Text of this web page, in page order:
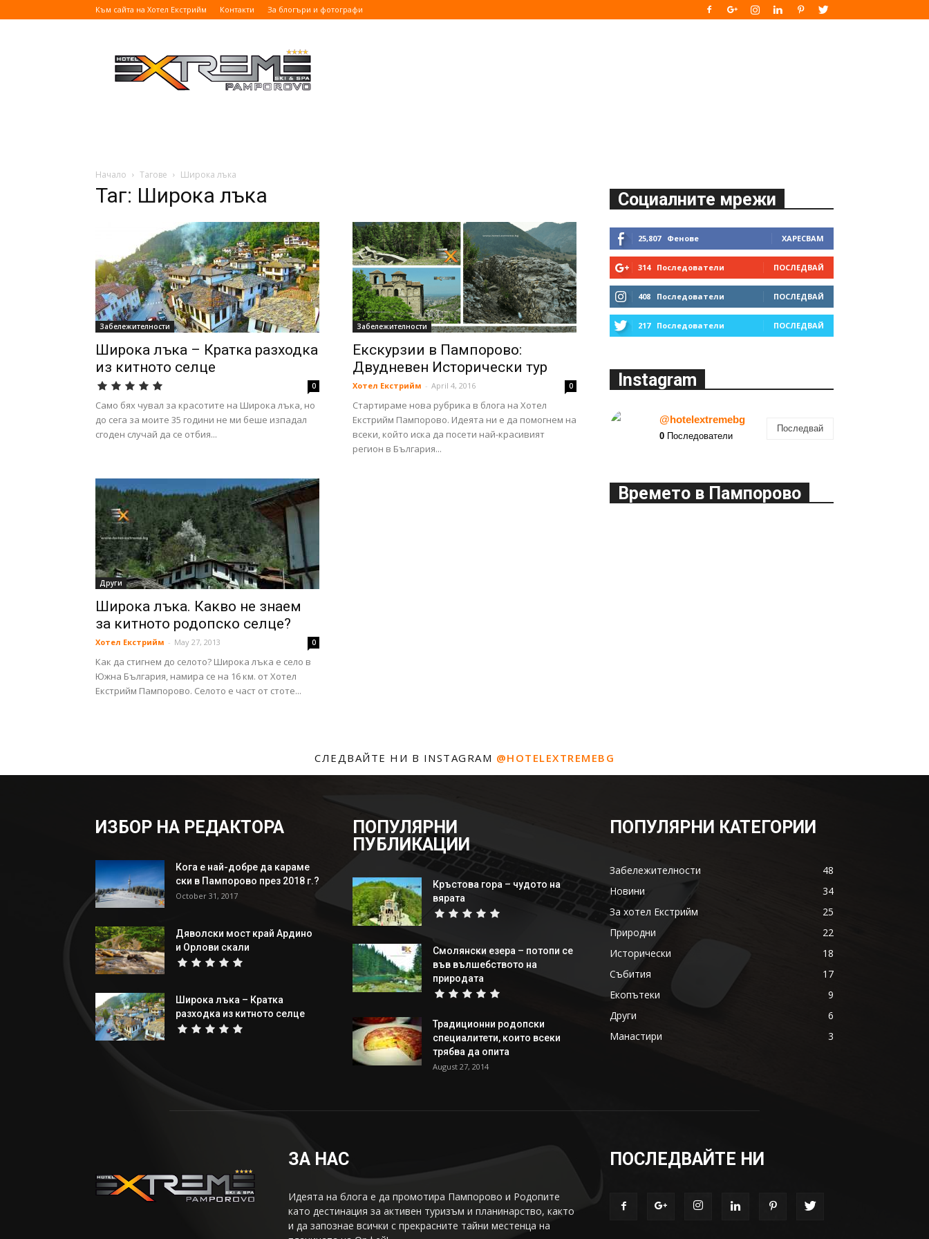
Към сайта на Хотел Екстрийм Контакти За блогъри и фотографи
|
Хотел
Екстрийм,
Начало Тагове Широка лъка
Таг: Широка лъка
Забележителности
Широка лъка – Кратка разходка
из китното селце
0
Само бях чувал за красотите на Широка лъка, но
до сега за моите 35 години не ми беше изпадал
сгоден случай да се отбия...
Забележителности
Екскурзии в Пампорово:
Двудневен Исторически тур
Хотел Екстрийм - April 4, 2016 0
Стартираме нова рубрика в блога на Хотел
Екстрийм Пампорово. Идеята ни е да помогнем на
всеки, който иска да посети най-красивият
регион в България...
Други
Широка лъка. Какво не знаем
за китното родопско селце?
Хотел Екстрийм - May 27, 2013 0
Как да стигнем до селото? Широка лъка е село в
Южна България, намира се на 16 км. от Хотел
Екстрийм Пампорово. Селото е част от стоте...
Социалните мрежи
25,807 Фенове ХАРЕСВАМ
314 Последователи ПОСЛЕДВАЙ
408 Последователи ПОСЛЕДВАЙ
217 Последователи ПОСЛЕДВАЙ
Instagram
@hotelextremebg
0 Последователи
Последвай
Времето в Пампорово
СЛЕДВАЙТЕ НИ В INSTAGRAM @HOTELEXTREMEBG
ИЗБОР НА РЕДАКТОРА
Кога е най-добре да караме
ски в Пампорово през 2018 г.?
October 31, 2017
Дяволски мост край Ардино
и Орлови скали
Широка лъка – Кратка
разходка из китното селце
ПОПУЛЯРНИ
ПУБЛИКАЦИИ
Кръстова гора – чудото на
вярата
Смолянски езера – потопи се
във вълшебството на
природата
Традиционни родопски
специалитети, които всеки
трябва да опита
August 27, 2014
ПОПУЛЯРНИ КАТЕГОРИИ
Забележителности
48
Новини
34
За хотел Екстрийм
25
Природни
22
Исторически
18
Събития
17
Екопътеки
9
Други
6
Манастири
3
ЗА НАС
Идеята на блога е да промотира Пампорово и Родопите
като дестинация за активен туризъм и планинарство, както
и да запознае всички с прекрасните тайни местенца на
ПОСЛЕДВАЙТЕ НИ